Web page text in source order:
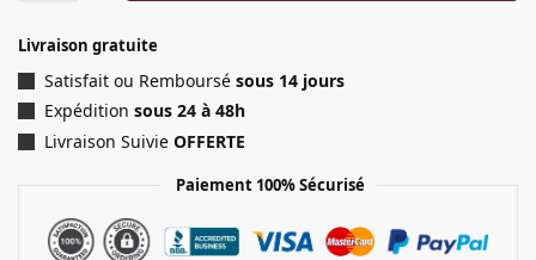
Livraison gratuite
Satisfait ou Remboursé sous 14 jours
Expédition sous 24 à 48h
Livraison Suivie OFFERTE
Paiement 100% Sécurisé